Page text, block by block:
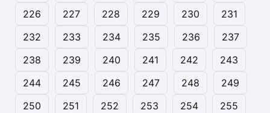
226
227 228 229 230
231
232
233 234 235 236
237
238
239 240 241 242
243
244
245 246 247 248
249
250
251 252 253 254
255